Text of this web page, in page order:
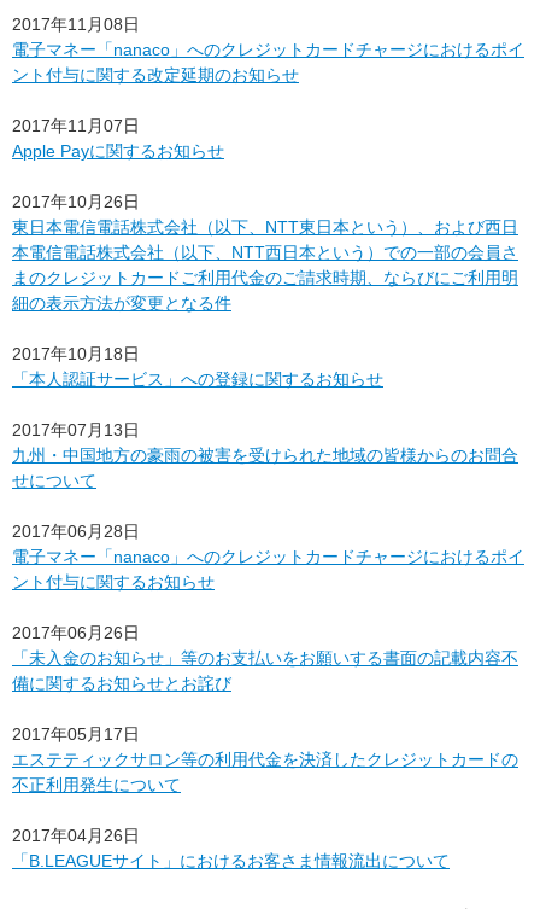
2017年11月08日
電子マネー「nanaco」へのクレジットカードチャージにおけるポイ
ント付与に関する改定延期のお知らせ
2017年11月07日
Apple Payに関するお知らせ
2017年10月26日
東日本電信電話株式会社（以下、NTT東日本という）、および西日
本電信電話株式会社（以下、NTT西日本という）での一部の会員さ
まのクレジットカードご利用代金のご請求時期、ならびにご利用明
細の表示方法が変更となる件
2017年10月18日
「本人認証サービス」への登録に関するお知らせ
2017年07月13日
九州・中国地方の豪雨の被害を受けられた地域の皆様からのお問合
せについて
2017年06月28日
電子マネー「nanaco」へのクレジットカードチャージにおけるポイ
ント付与に関するお知らせ
2017年06月26日
「未入金のお知らせ」等のお支払いをお願いする書面の記載内容不
備に関するお知らせとお詫び
2017年05月17日
エステティックサロン等の利用代金を決済したクレジットカードの
不正利用発生について
2017年04月26日
「B.LEAGUEサイト」におけるお客さま情報流出について